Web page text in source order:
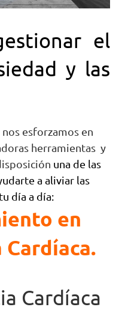
el
y las
esforzamos en
herramientas y
una de las
a aliviar las
día a día:
en
Cardíaca